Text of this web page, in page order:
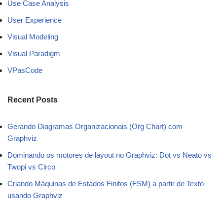
Use Case Analysis
User Experience
Visual Modeling
Visual Paradigm
VPasCode
Recent Posts
Gerando Diagramas Organizacionais (Org Chart) com
Graphviz
Dominando os motores de layout no Graphviz: Dot vs Neato vs
Twopi vs Circo
Criando Máquinas de Estados Finitos (FSM) a partir de Texto
usando Graphviz